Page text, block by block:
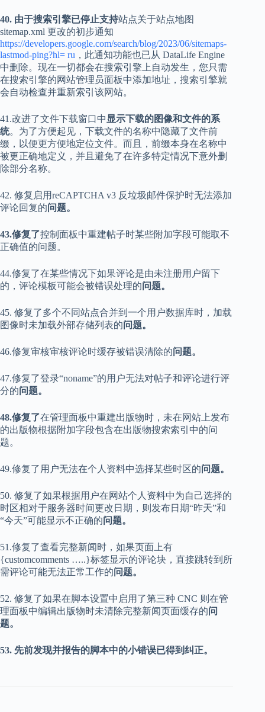
40. 由于搜索引擎已停止支持站点关于站点地图
sitemap.xml 更改的初步通知
https://developers.google.com/search/blog/2023/06/sitemaps-
lastmod-ping?hl= ru ，此通知功能也已从 DataLife Engine
中删除。现在一切都会在搜索引擎上自动发生，您只需
在搜索引擎的网站管理员面板中添加地址，搜索引擎就
会自动检查并重新索引该网站。
41.改进了文件下载窗口中 显示下载的图像和文件的系
统。为了方便起见，下载文件的名称中隐藏了文件前
缀，以便更方便地定位文件。而且，前缀本身在名称中
被更正确地定义，并且避免了在许多特定情况下意外删
除部分名称。
42. 修复启用reCAPTCHA v3 反垃圾邮件保护时无法添加
评论回复的问题。
43.修复了控制面板中重建帖子时某些附加字段可能取不
正确值的问题。
44.修复了在某些情况下如果评论是由未注册用户留下
的，评论模板可能会被错误处理的问题。
45. 修复了多个不同站点合并到一个用户数据库时，加载
图像时未加载外部存储列表的问题。
46.修复审核审核评论时缓存被错误清除的问题。
47.修复了登录“noname”的用户无法对帖子和评论进行评
分的问题。
48.修复了在管理面板中重建出版物时，未在网站上发布
的出版物根据附加字段包含在出版物搜索索引中的问
题。
49.修复了用户无法在个人资料中选择某些时区的问题。
50. 修复了如果根据用户在网站个人资料中为自己选择的
时区相对于服务器时间更改日期，则发布日期“昨天”和
“今天”可能显示不正确的问题。
51.修复了查看完整新闻时，如果页面上有
{customcomments …..}标签显示的评论块，直接跳转到所
需评论可能无法正常工作的问题。
52. 修复了如果在脚本设置中启用了第三种 CNC 则在管
理面板中编辑出版物时未清除完整新闻页面缓存的问
题。
53. 先前发现并报告的脚本中的小错误已得到纠正。